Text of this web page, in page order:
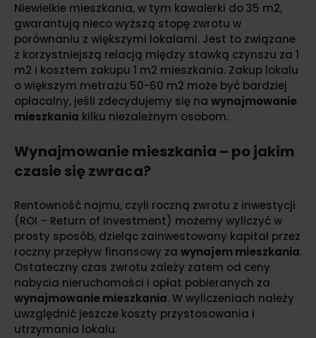
Niewielkie mieszkania, w tym kawalerki do 35 m2,
gwarantują nieco wyższą stopę zwrotu w
porównaniu z większymi lokalami. Jest to związane
z korzystniejszą relacją między stawką czynszu za 1
m2 i kosztem zakupu 1 m2 mieszkania. Zakup lokalu
o większym metrażu 50-60 m2 może być bardziej
opłacalny, jeśli zdecydujemy się na wynajmowanie
mieszkania kilku niezależnym osobom.
Wynajmowanie mieszkania – po jakim
czasie się zwraca?
Rentowność najmu, czyli roczną zwrotu z inwestycji
(ROI – Return of Investment) możemy wyliczyć w
prosty sposób, dzieląc zainwestowany kapitał przez
roczny przepływ finansowy za wynajem mieszkania.
Ostateczny czas zwrotu zależy zatem od ceny
nabycia nieruchomości i opłat pobieranych za
wynajmowanie mieszkania. W wyliczeniach należy
uwzględnić jeszcze koszty przystosowania i
utrzymania lokalu.